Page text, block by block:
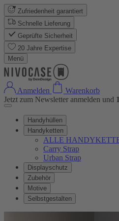
Zufriedenheit garantiert
Schnelle Lieferung
Geprüfte Sicherheit
20 Jahre Expertise
Menü
Anmelden
Warenkorb
Jetzt zum Newsletter anmelden und
Handyhüllen
Handyketten
ALLE
Carry Strap
Urban Strap
Displayschutz
Zubehör
Motive
Selbstgestalten